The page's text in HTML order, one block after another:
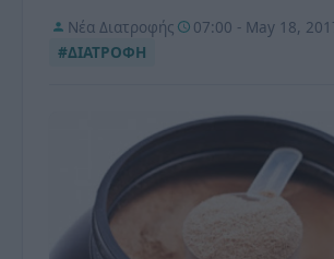
Νέα Διατροφής
07:00 - May 18,
#ΔΙΑΤΡΟΦΗ